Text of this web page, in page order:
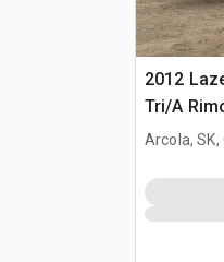
2012
Tri/A
Arcola, SK,